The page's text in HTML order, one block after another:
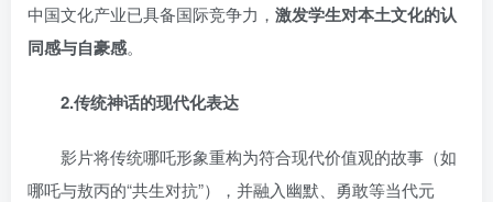
中国文化产业已具备国际竞争力， 激发学生对本土文化的认
同感与自豪感。
2.传统神话的现代化表达
影片将传统哪吒形象重构为符合现代价值观的故事（如
哪吒与敖丙的“共生对抗”），并融入幽默、勇敢等当代元